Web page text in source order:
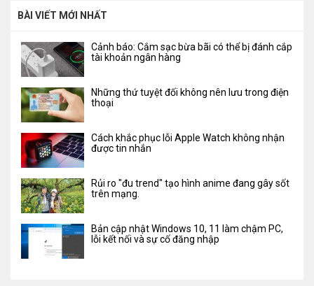
BÀI VIẾT MỚI NHẤT
Cảnh báo: Cắm sạc bừa bãi có thể bị đánh cắp
tài khoản ngân hàng
Những thứ tuyệt đối không nên lưu trong điện
thoại
Cách khắc phục lỗi Apple Watch không nhận
được tin nhắn
Rủi ro "đu trend" tạo hình anime đang gây sốt
trên mạng.
Bản cập nhật Windows 10, 11 làm chậm PC,
lỗi kết nối và sự cố đăng nhập